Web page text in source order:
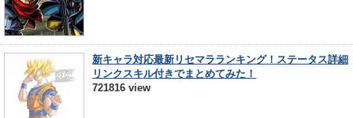
新キャラ対応最新リセマラランキング！ステータス詳細
リンクスキル付きでまとめてみた！
721816 view